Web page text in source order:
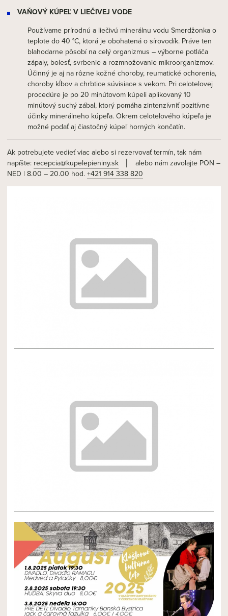
VAŇOVÝ KÚPEĽ V LIEČIVEJ VODE
Používame prírodnú a liečivú minerálnu vodu Smerdžonka o
teplote do 40 °C, ktorá je obohatená o sírovodík. Práve ten
blahodarne pôsobí na celý organizmus – výborne potláča
zápaly, bolesť, svrbenie a rozmnožovanie mikroorganizmov.
Účinný je aj na rôzne kožné choroby, reumatické ochorenia,
choroby kĺbov a chrbtice súvisiace s vekom. Pri celotelovej
procedúre je po 20 minútovom kúpeli aplikovaný 10
minútový suchý zábal, ktorý pomáha zintenzívniť pozitívne
účinky minerálneho kúpeľa. Okrem celotelového kúpeľa je
možné podať aj čiastočný kúpeľ horných končatín.
Ak potrebujete vedieť viac alebo si rezervovať termín, tak nám
napíšte: recepcia@kupelepieniny.sk │ alebo nám zavolajte PON –
NED | 8.00 – 20.00 hod. +421 914 338 820